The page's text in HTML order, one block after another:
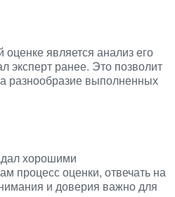
является анализ его
эксперт ранее. Это позволит
разнообразие выполненных
хорошими
процесс оценки, отвечать на
и доверия важно для